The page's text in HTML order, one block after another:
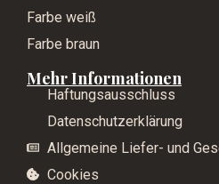
Farbe weiß
Farbe braun
Mehr Informationen
Haftungsausschluss
Datenschutzerklärung
Allgemeine Liefer- und
Cookies